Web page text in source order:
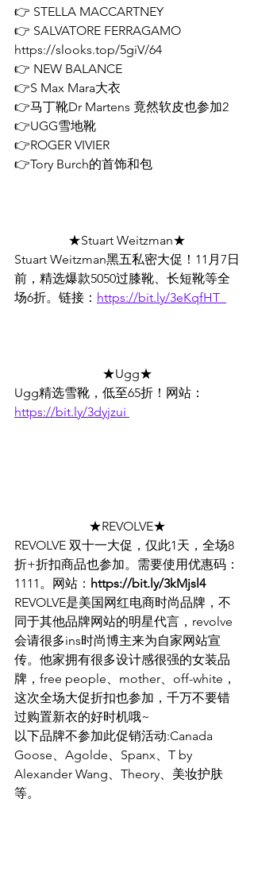
👉 STELLA MACCARTNEY
👉 SALVATORE FERRAGAMO
https://slooks.top/5giV/64
👉 NEW BALANCE
👉S Max Mara大衣
👉马丁靴Dr Martens 竟然软皮也参加2
👉UGG雪地靴
👉ROGER VIVIER
👉Tory Burch的首饰和包
★Stuart Weitzman★
Stuart Weitzman黑五私密大促！11月7日
前，精选爆款5050过膝靴、长短靴等全
场6折。链接： https://bit.ly/3eKqfHT
★Ugg★
Ugg精选雪靴，低至65折！网站：
https://bit.ly/3dyjzui
★REVOLVE★
REVOLVE 双十一大促，仅此1天，全场8
折+折扣商品也参加。需要使用优惠码：
1111。网站： https://bit.ly/3kMjsl4
REVOLVE是美国网红电商时尚品牌，不
同于其他品牌网站的明星代言，revolve
会请很多ins时尚博主来为自家网站宣
传。他家拥有很多设计感很强的女装品
牌，free people、mother、off-white，
这次全场大促折扣也参加，千万不要错
过购置新衣的好时机哦~
以下品牌不参加此促销活动:Canada
Goose、Agolde、Spanx、T by
Alexander Wang、Theory、美妆护肤
等。